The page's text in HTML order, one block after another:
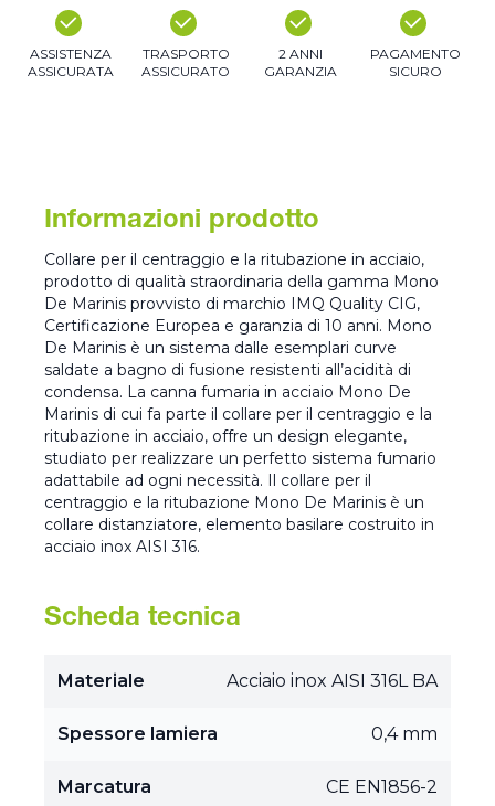
ASSISTENZA
ASSICURATA
TRASPORTO
ASSICURATO
2 ANNI
GARANZIA
PAGAMENTO
SICURO
Informazioni prodotto
Collare per il centraggio e la ritubazione in acciaio,
prodotto di qualità straordinaria della gamma Mono
De Marinis provvisto di marchio IMQ Quality CIG,
Certificazione Europea e garanzia di 10 anni. Mono
De Marinis è un sistema dalle esemplari curve
saldate a bagno di fusione resistenti all’acidità di
condensa. La canna fumaria in acciaio Mono De
Marinis di cui fa parte il collare per il centraggio e la
ritubazione in acciaio, offre un design elegante,
studiato per realizzare un perfetto sistema fumario
adattabile ad ogni necessità. Il collare per il
centraggio e la ritubazione Mono De Marinis è un
collare distanziatore, elemento basilare costruito in
acciaio inox AISI 316.
Scheda tecnica
Materiale Acciaio inox AISI 316L BA
Spessore lamiera 0,4 mm
Marcatura CE EN1856-2